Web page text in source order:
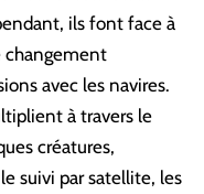
ils font face à
changement
avec les navires.
à travers le
créatures,
suivi par satellite, les